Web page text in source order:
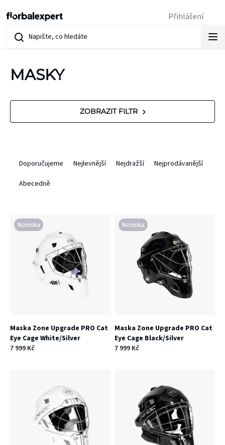
na
obsah
Přihlášení
MASKY
Ř
a
e
n
d
Doporučujeme Nejlevnější Nejdražší
Nejprodávanější
Abecedně
ZOBRAZIT FILTR
ý
r
t
ů
Novinka
Maska Zone Upgrade PRO Cat
Eye Cage White/Silver
7 999 Kč
Novinka
Maska Zone Upgrade PRO Cat
Eye Cage Black/Silver
7 999 Kč